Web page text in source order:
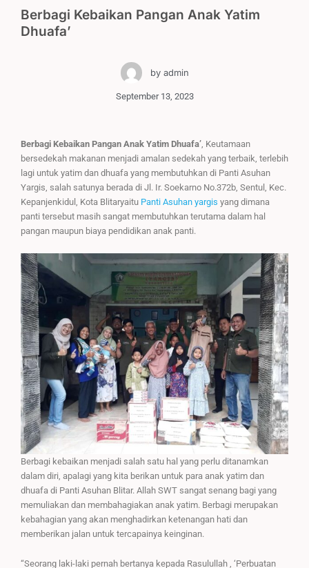
Berbagi Kebaikan Pangan Anak Yatim
Dhuafa’
byadmin
September 13, 2023
Berbagi Kebaikan Pangan Anak Yatim Dhuafa’ , Keutamaan
bersedekah makanan menjadi amalan sedekah yang terbaik, terlebih
lagi untuk yatim dan dhuafa yang membutuhkan di Panti Asuhan
Yargis, salah satunya berada di Jl. Ir. Soekarno No.372b, Sentul, Kec.
Kepanjenkidul, Kota Blitaryaitu Panti Asuhan yargis yang dimana
panti tersebut masih sangat membutuhkan terutama dalam hal
pangan maupun biaya pendidikan anak panti.
Berbagi kebaikan menjadi salah satu hal yang perlu ditanamkan
dalam diri, apalagi yang kita berikan untuk para anak yatim dan
dhuafa di Panti Asuhan Blitar. Allah SWT sangat senang bagi yang
memuliakan dan membahagiakan anak yatim. Berbagi merupakan
kebahagian yang akan menghadirkan ketenangan hati dan
memberikan jalan untuk tercapainya keinginan.
“Seorang laki-laki pernah bertanya kepada Rasulullah , ‘Perbuatan